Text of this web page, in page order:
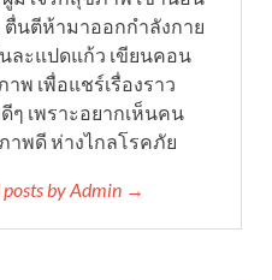
นตีห้ามาออกกำลังกาย
ละแปดแก้ว เขียนคอน
าพ เพื่อแชร์เรื่องราว
ๆ เพราะอยากเห็นคน
าพดี ห่างไกลโรคภัย
posts by Admin →